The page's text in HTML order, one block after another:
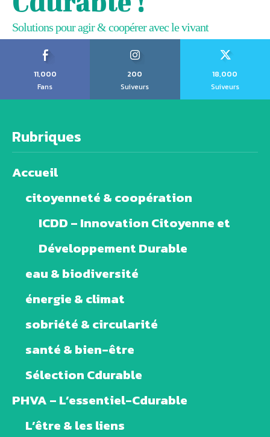
Solutions pour agir & coopérer avec le vivant
11,000
Fans
200
Suiveurs
18,000
Suiveurs
Rubriques
Accueil
citoyenneté & coopération
ICDD – Innovation Citoyenne et
Développement Durable
eau & biodiversité
énergie & climat
sobriété & circularité
santé & bien-être
Sélection Cdurable
PHVA – L’essentiel-Cdurable
L’être & les liens